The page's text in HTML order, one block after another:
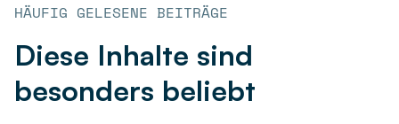
HÄUFIG GELESENE BEITRÄGE
Diese Inhalte sind
besonders beliebt